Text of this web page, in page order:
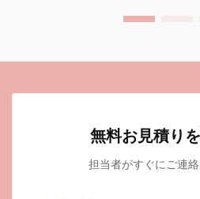
無料お見積り
担当者がすぐにご連絡